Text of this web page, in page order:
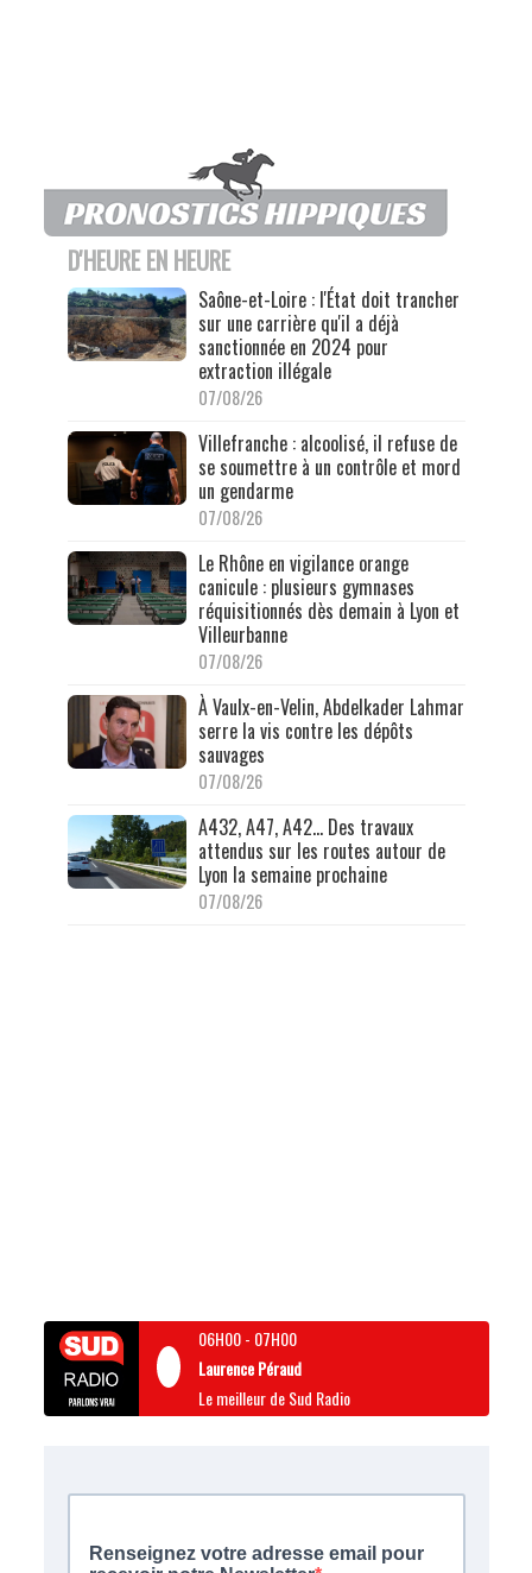
D'HEURE EN HEURE
Saône-et-Loire : l'État doit trancher
sur une carrière qu'il a déjà
sanctionnée en 2024 pour
extraction illégale
07/08/26
Villefranche : alcoolisé, il refuse de
se soumettre à un contrôle et mord
un gendarme
07/08/26
Le Rhône en vigilance orange
canicule : plusieurs gymnases
réquisitionnés dès demain à Lyon et
Villeurbanne
07/08/26
À Vaulx-en-Velin, Abdelkader Lahmar
serre la vis contre les dépôts
sauvages
07/08/26
A432, A47, A42… Des travaux
attendus sur les routes autour de
Lyon la semaine prochaine
07/08/26
06H00- 07H00
Laurence Péraud
Le meilleur de Sud Radio